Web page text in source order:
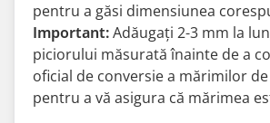
pentru a găsi dimensiunea
Important:Adăugați 2-3 mm la
piciorului măsuratăînainte de a
oficial de conversie a mărimilor
pentru a vă asigura că mărimea